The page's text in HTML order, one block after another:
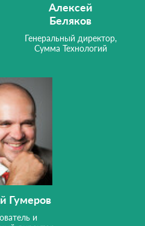
Алексей
Беляков
Генеральный директор,
Сумма Технологий
Гумеров
и